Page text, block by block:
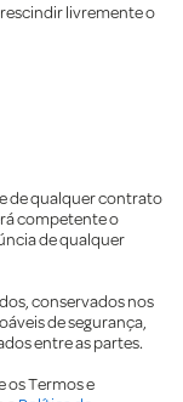
livremente o
de qualquer contrato
competente o
de qualquer
conservados nos
de segurança,
entre as partes.
os Termos e